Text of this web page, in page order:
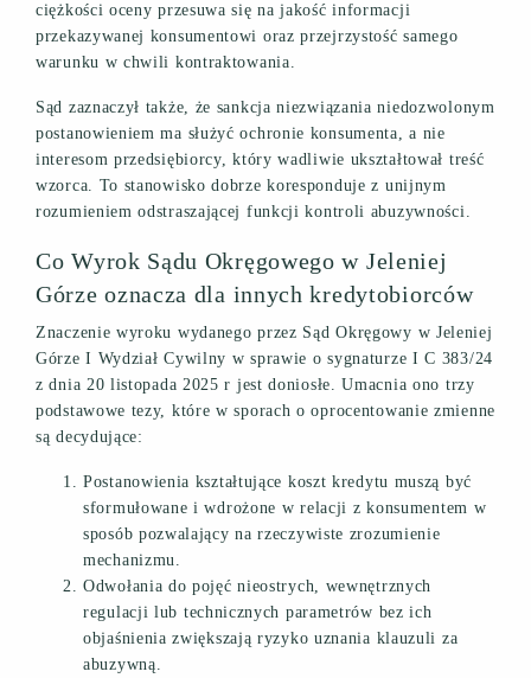
ciężkości oceny przesuwa się na jakość informacji
przekazywanej konsumentowi oraz przejrzystość samego
warunku w chwili kontraktowania.
Sąd zaznaczył także, że sankcja niezwiązania niedozwolonym
postanowieniem ma służyć ochronie konsumenta, a nie
interesom przedsiębiorcy, który wadliwie ukształtował treść
wzorca. To stanowisko dobrze koresponduje z unijnym
rozumieniem odstraszającej funkcji kontroli abuzywności.
Co Wyrok Sądu Okręgowego w Jeleniej
Górze oznacza dla innych kredytobiorców
Znaczenie wyroku wydanego przez Sąd Okręgowy w Jeleniej
Górze I Wydział Cywilny w sprawie o sygnaturze I C 383/24
z dnia 20 listopada 2025 r jest doniosłe. Umacnia ono trzy
podstawowe tezy, które w sporach o oprocentowanie zmienne
są decydujące:
Postanowienia kształtujące koszt kredytu muszą być
sformułowane i wdrożone w relacji z konsumentem w
sposób pozwalający na rzeczywiste zrozumienie
mechanizmu.
Odwołania do pojęć nieostrych, wewnętrznych
regulacji lub technicznych parametrów bez ich
objaśnienia zwiększają ryzyko uznania klauzuli za
abuzywną.